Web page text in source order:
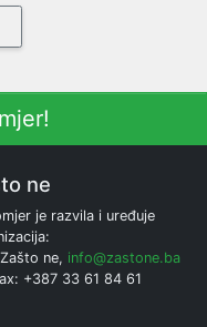
ne
je razvila i uređuje
ne, info@zastone.ba
+387 33 61 84 61